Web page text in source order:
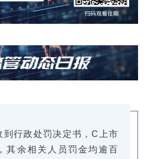
到行政处罚决定书，C上市
其余相关人员罚金均逾百